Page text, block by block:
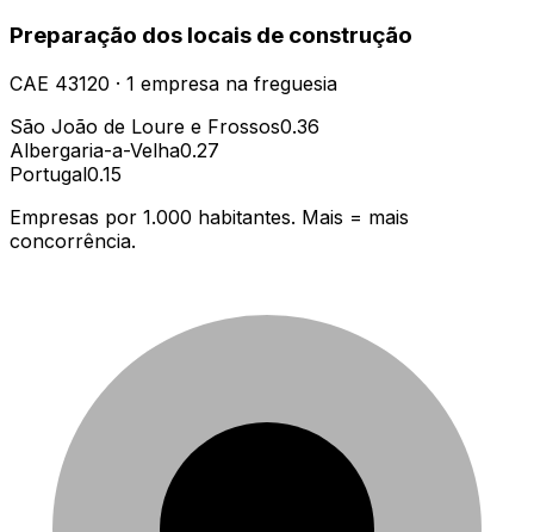
Preparação dos locais de construção
CAE 43120 · 1 empresa na freguesia
São João de Loure e Frossos0.36
Albergaria-a-Velha0.27
Portugal0.15
Empresas por 1.000 habitantes. Mais = mais
concorrência.